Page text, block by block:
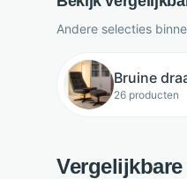
Andere selecties
Bruine
26 producten